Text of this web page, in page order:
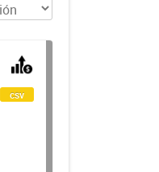
csv